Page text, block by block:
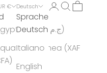
€
Ägypten (EGP ج.م)
(XAF
Deutsch
Sprache
Deutsch
Italiano
English
Anmelden
Suchen